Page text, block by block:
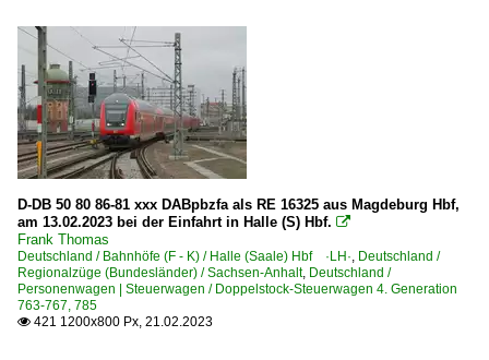
D-DB 50 80 86-81 xxx DABpbzfa als RE 16325 aus Magdeburg Hbf,
am 13.02.2023 bei der Einfahrt in Halle (S) Hbf. 
Frank Thomas
Deutschland / Bahnhöfe (F - K) / Halle (Saale) Hbf ·LH· Deutschland /
Regionalzüge (Bundesländer) / Sachsen-Anhalt, Deutschland /
Personenwagen | Steuerwagen / Doppelstock-Steuerwagen 4. Generation
763-767, 785
 421 1200x800 Px, 21.02.2023